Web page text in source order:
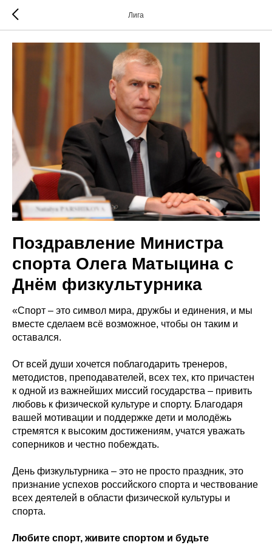
Лига
Поздравление Министра
спорта Олега Матыцина с
Днём физкультурника
«Спорт – это символ мира, дружбы и единения, и мы
вместе сделаем всё возможное, чтобы он таким и
оставался.
От всей души хочется поблагодарить тренеров,
методистов, преподавателей, всех тех, кто причастен
к одной из важнейших миссий государства – привить
любовь к физической культуре и спорту. Благодаря
вашей мотивации и поддержке дети и молодёжь
стремятся к высоким достижениям, учатся уважать
соперников и честно побеждать.
День физкультурника – это не просто праздник, это
признание успехов российского спорта и чествование
всех деятелей в области физической культуры и
спорта.
Любите спорт, живите спортом и будьте